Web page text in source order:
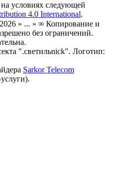
условиях следующей
4.0 International.
» ... » ∞ Копирование и
без ограничений.
".светильnick". Логотип:
Sarkor Telecom